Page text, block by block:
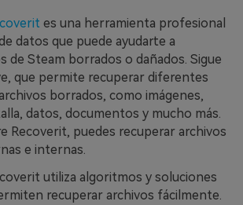
es una herramienta profesional
datos que puede ayudarte a
de Steam borrados o dañados. Sigue
que permite recuperar diferentes
borrados, como imágenes,
datos, documentos y mucho más.
Recoverit, puedes recuperar archivos
e internas.
utiliza algoritmos y soluciones
recuperar archivos fácilmente.